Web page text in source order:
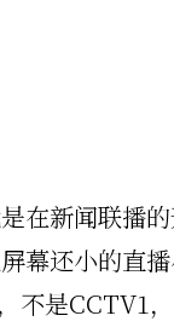
在新闻联播
幕还小的直
不是CCTV1